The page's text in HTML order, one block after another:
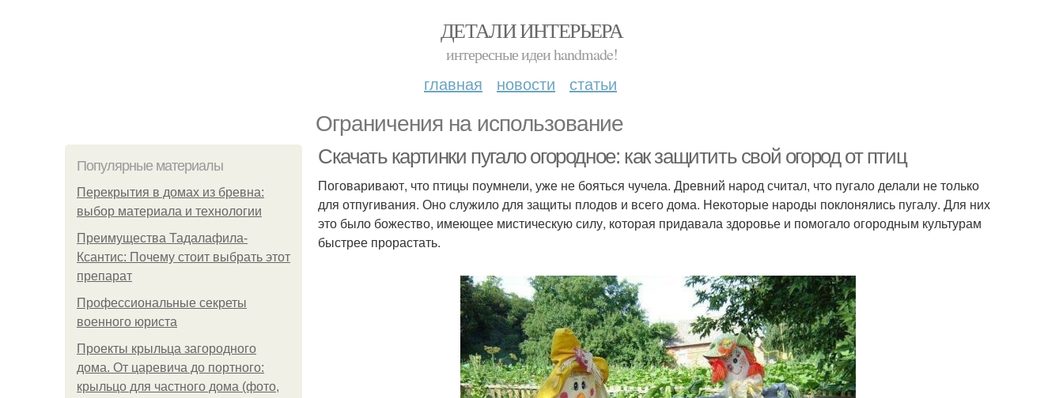
ДЕТАЛИ ИНТЕРЬЕРА
интересные идеи handmade!
главная новости статьи
Ограничения на использование
Популярные материалы
Перекрытия в домах из бревна:
выбор материала и технологии
Преимущества Тадалафила-
Ксантис: Почему стоит выбрать этот
препарат
Профессиональные секреты
военного юриста
Проекты крыльца загородного
дома. От царевича до портного:
крыльцо для частного дома (фото,
Скачать картинки пугало огородное: как защитить свой огород от птиц
Поговаривают, что птицы поумнели, уже не бояться чучела. Древний народ считал, что пугало делали не только
для отпугивания. Оно служило для защиты плодов и всего дома. Некоторые народы поклонялись пугалу. Для них
это было божество, имеющее мистическую силу, которая придавала здоровье и помогало огородным культурам
быстрее прорастать.